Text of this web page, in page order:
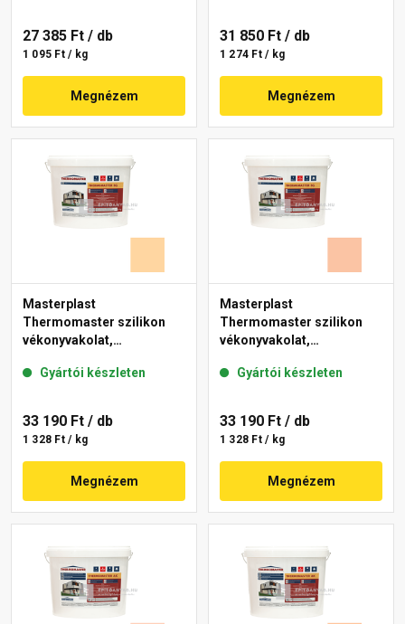
27 385 Ft / db
1 095 Ft / kg
Megnézem
31 850 Ft / db
1 274 Ft / kg
Megnézem
Masterplast
Thermomaster szilikon
vékonyvakolat,
06-E 25 kg
Gyártói készleten
33 190 Ft / db
1 328 Ft / kg
Megnézem
Masterplast
Thermomaster szilikon
vékonyvakolat,
11-D 25 kg
Gyártói készleten
33 190 Ft / db
1 328 Ft / kg
Megnézem